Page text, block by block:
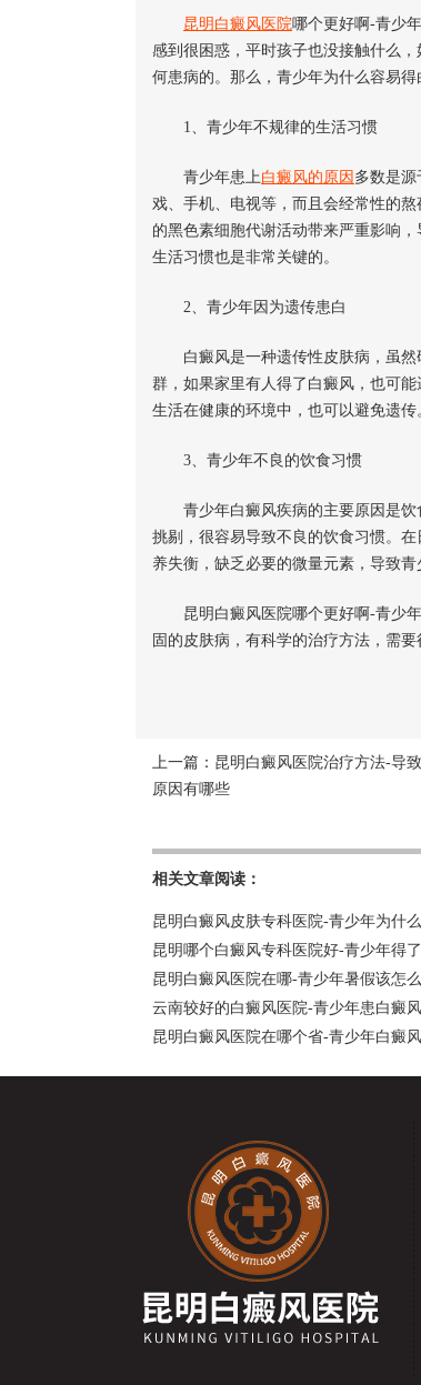
昆明白癜风医院哪个更好啊-青少
感到很困惑，平时孩子也没接触什么
何患病的。那么，青少年为什么容易
1、青少年不规律的生活习惯
青少年患上白癜风的原因 多数是
戏、手机、电视等，而且会经常性的
的黑色素细胞代谢活动带来严重影响
生活习惯也是非常关键的。
2、青少年因为遗传患白
白癜风是一种遗传性皮肤病，虽然
群，如果家里有人得了白癜风，也可能
生活在健康的环境中，也可以避免遗传
3、青少年不良的饮食习惯
青少年白癜风疾病的主要原因是饮
挑剔，很容易导致不良的饮食习惯。
养失衡，缺乏必要的微量元素，导致
昆明白癜风医院哪个更好啊-青少年
固的皮肤病，有科学的治疗方法，需
上一篇： 昆明白癜风医院治疗方法-导
原因有哪些
相关文章阅读：
昆明白癜风皮肤专科医院-青少年为什
昆明哪个白癜风专科医院好-青少年得
昆明白癜风医院在哪-青少年暑假该怎
云南较好的白癜风医院-青少年患白癜
昆明白癜风医院在哪个省-青少年白癜